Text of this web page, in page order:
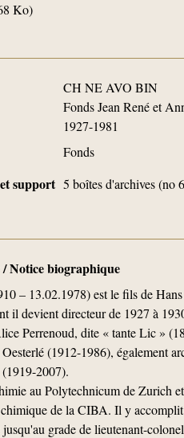
Ko)
CH NE AVO BIN
Fonds Jean René et
1927-1981
Fonds
support 5 boîtes d'archives (no
Notice biographique
– 13.02.1978) est le fils de
il devient directeur de 1927 à
Perrenoud, dite « tante Lic »
(1912-1986), également
(1919-2007).
au Polytechnicum de Zurich
de la CIBA. Il y
grade de lieutenant-